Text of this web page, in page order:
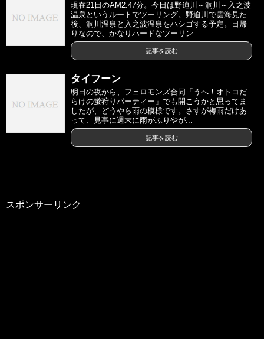
現在21日のAM2:47分。今日は野迫川～洞川～入之波
温泉というルートでツーリング。野迫川で雲海見た
後、洞川温泉と入之波温泉をハシゴする予定。日帰
りなので、かなりハードなツーリン
記事を読む
タイフーン
明日の夜から、フェロモンズ合同「うへ！オトコだ
らけの蛍狩りパーティー」でも開こうかと思ってま
したが、どうやら雨の模様です。さすが梅雨だけあ
って、見事に週末に雨がふりやが...
記事を読む
スポンサーリンク